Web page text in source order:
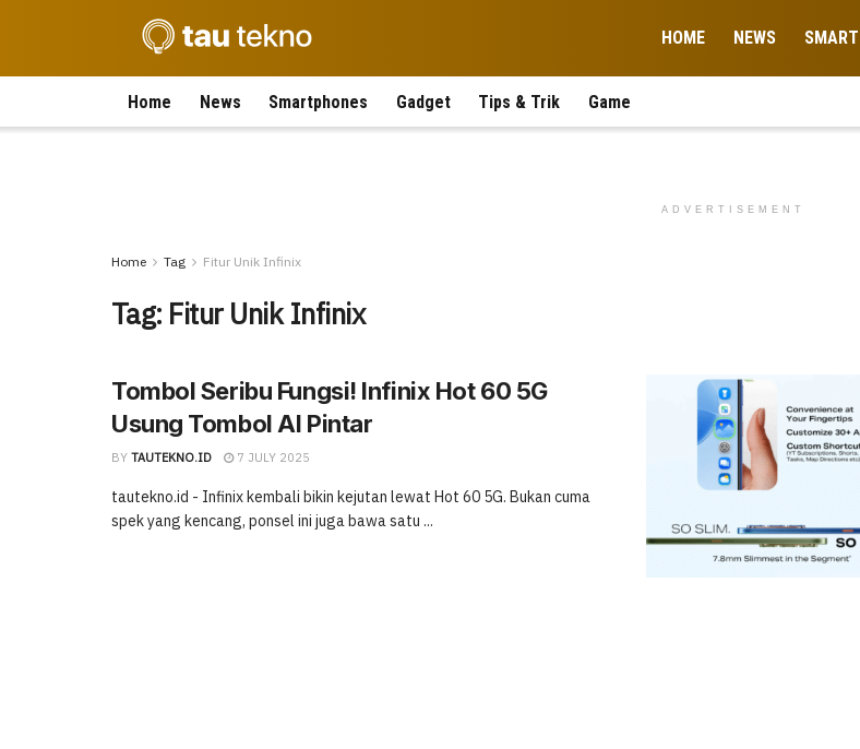
HOME NEWS
Home News Smartphones Gadget Tips & Trik Game
ADVERTISEMENT
Home Tag Fitur Unik Infinix
Tag: Fitur Unik Infinix
Tombol Seribu Fungsi! Infinix Hot 60 5G
Usung Tombol AI Pintar
BY TAUTEKNO.ID 7 JULY 2025
tautekno.id - Infinix kembali bikin kejutan lewat Hot 60 5G. Bukan cuma
spek yang kencang, ponsel ini juga bawa satu ...